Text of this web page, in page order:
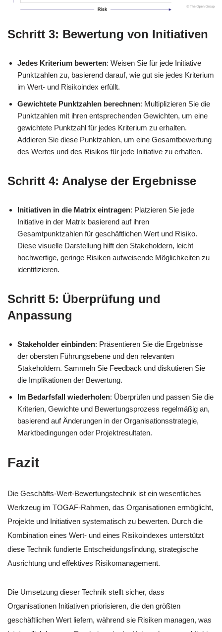
Schritt 3: Bewertung von Initiativen
Jedes Kriterium bewerten: Weisen Sie für jede Initiative
Punktzahlen zu, basierend darauf, wie gut sie jedes Kriterium
im Wert- und Risikoindex erfüllt.
Gewichtete Punktzahlen berechnen: Multiplizieren Sie die
Punktzahlen mit ihren entsprechenden Gewichten, um eine
gewichtete Punktzahl für jedes Kriterium zu erhalten.
Addieren Sie diese Punktzahlen, um eine Gesamtbewertung
des Wertes und des Risikos für jede Initiative zu erhalten.
Schritt 4: Analyse der Ergebnisse
Initiativen in die Matrix eintragen: Platzieren Sie jede
Initiative in der Matrix basierend auf ihren
Gesamtpunktzahlen für geschäftlichen Wert und Risiko.
Diese visuelle Darstellung hilft den Stakeholdern, leicht
hochwertige, geringe Risiken aufweisende Möglichkeiten zu
identifizieren.
Schritt 5: Überprüfung und
Anpassung
Stakeholder einbinden: Präsentieren Sie die Ergebnisse
der obersten Führungsebene und den relevanten
Stakeholdern. Sammeln Sie Feedback und diskutieren Sie
die Implikationen der Bewertung.
Im Bedarfsfall wiederholen: Überprüfen und passen Sie die
Kriterien, Gewichte und Bewertungsprozess regelmäßig an,
basierend auf Änderungen in der Organisationsstrategie,
Marktbedingungen oder Projektresultaten.
Fazit
Die Geschäfts-Wert-Bewertungstechnik ist ein wesentliches
Werkzeug im TOGAF-Rahmen, das Organisationen ermöglicht,
Projekte und Initiativen systematisch zu bewerten. Durch die
Kombination eines Wert- und eines Risikoindexes unterstützt
diese Technik fundierte Entscheidungsfindung, strategische
Ausrichtung und effektives Risikomanagement.
Die Umsetzung dieser Technik stellt sicher, dass
Organisationen Initiativen priorisieren, die den größten
geschäftlichen Wert liefern, während sie Risiken managen, was